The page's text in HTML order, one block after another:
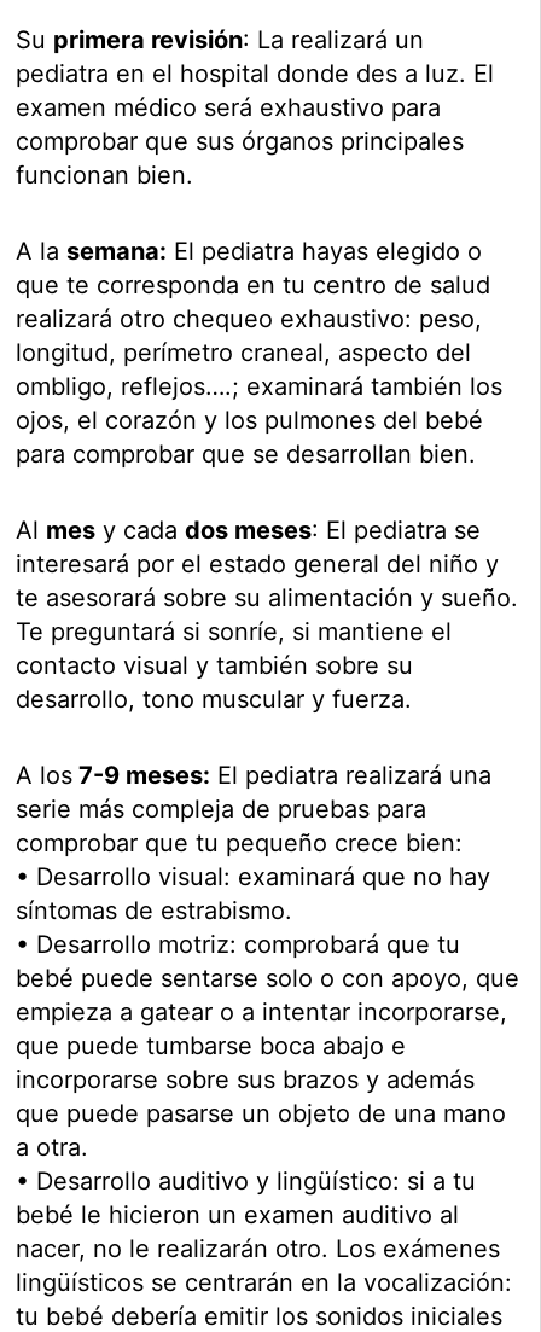
Su primera revisión: La realizará un
pediatra en el hospital donde des a luz. El
examen médico será exhaustivo para
comprobar que sus órganos principales
funcionan bien.
A la semana: El pediatra hayas elegido o
que te corresponda en tu centro de salud
realizará otro chequeo exhaustivo: peso,
longitud, perímetro craneal, aspecto del
ombligo, reflejos….; examinará también los
ojos, el corazón y los pulmones del bebé
para comprobar que se desarrollan bien.
Al mes y cadados meses: El pediatra se
interesará por el estado general del niño y
te asesorará sobre su alimentación y sueño.
Te preguntará si sonríe, si mantiene el
contacto visual y también sobre su
desarrollo, tono muscular y fuerza.
A los 7-9 meses: El pediatra realizará una
serie más compleja de pruebas para
comprobar que tu pequeño crece bien:
• Desarrollo visual: examinará que no hay
síntomas de estrabismo.
• Desarrollo motriz: comprobará que tu
bebé puede sentarse solo o con apoyo, que
empieza a gatear o a intentar incorporarse,
que puede tumbarse boca abajo e
incorporarse sobre sus brazos y además
que puede pasarse un objeto de una mano
a otra.
• Desarrollo auditivo y lingüístico: si a tu
bebé le hicieron un examen auditivo al
nacer, no le realizarán otro. Los exámenes
lingüísticos se centrarán en la vocalización:
tu bebé debería emitir los sonidos iniciales